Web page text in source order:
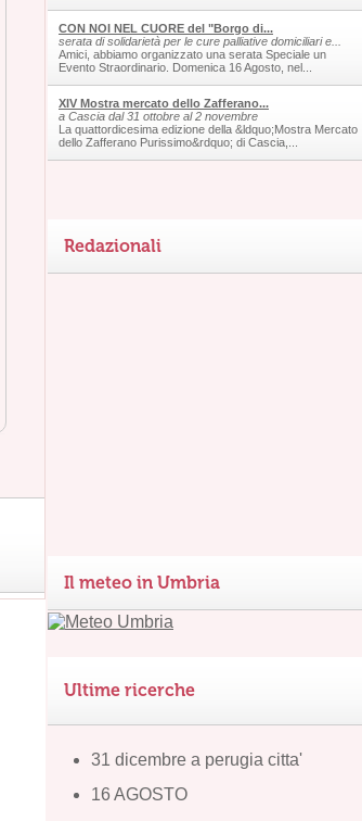
CON NOI NEL CUORE del "Borgo di...
serata di solidarietà per le cure palliative domiciliari e...
Amici, abbiamo organizzato una serata Speciale un
Evento Straordinario. Domenica 16 Agosto, nel...
XIV Mostra mercato dello Zafferano...
a Cascia dal 31 ottobre al 2 novembre
La quattordicesima edizione della &ldquo;Mostra Mercato
dello Zafferano Purissimo&rdquo; di Cascia,...
Redazionali
Il meteo in Umbria
Ultime ricerche
31 dicembre a perugia citta'
16 AGOSTO